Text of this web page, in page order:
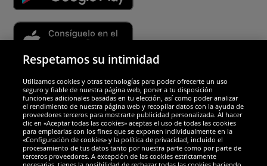
Socios y seguridad
Galardones
Respetamos su intimidad
Utilizamos cookies y otras tecnologías para poder ofrecerte un uso
seguro y fiable de nuestra página web, poner a tu disposición
funciones adicionales basadas en tu elección, así como poder analizar
el rendimiento de nuestra página web y recopilar datos con la ayuda de
proveedores terceros para mostrarte publicidad personalizada. Al hacer
clic en «Aceptar todas las cookies» aceptas el uso de todas las cookies
para emplearlas con los fines que se exponen individualmente en la
«Configuración de cookies» y la política de privacidad, incluido el
procesamiento de tus datos tanto por nuestra parte como por parte de
terceros proveedores. A excepción de las cookies estrictamente